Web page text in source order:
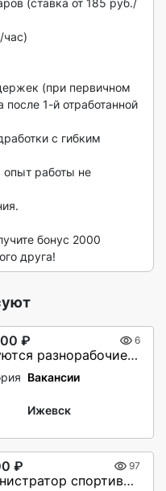
(ставка от 185 руб./
(при первичном
1-й отработанной
с гибким
работы не
бонус 2000
друга!
₽ 6
Требуются разнорабочие, монтажники. Вахта в Великий Новгород
Вакансии
Ижевск
₽ 97
Администратор спортивного клуба